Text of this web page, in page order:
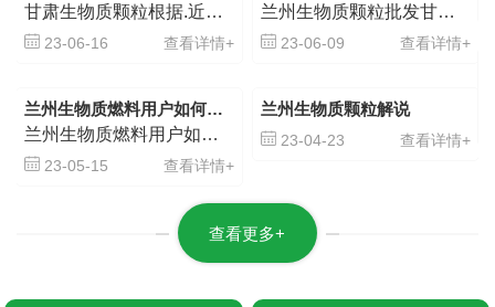
甘肃生物质颗粒根据.近的市场调查，甘肃省内生物质燃料市场呈现出快速增长的态势，越来越多的厂家纷纷加入到这个行业中。以下是一些比较靠谱的生物质燃料厂家：1. 甘肃恒源燃料有限公司：该公司成立于2010年...
23-06-16 查看详情+
兰州生物质颗粒批发甘肃是中国重要的能源和农业资源区域，具有大量的生物质资源。因此，在该地区建立生物质燃料厂非常有前途。在这篇文章中，我们将向您介绍甘肃.. 的生物质燃料厂家，他们的产品和创新。首先，...
23-06-09 查看详情+
兰州生物质燃料用户如何选择合适的生物质燃料种类
兰州生物质燃料用户如何选择合适的生物质燃料种类，选择生物质燃料这种能源的用户一般看中的都是生物质燃料的“环保”属性和“成本低”的特点。那么在花生壳颗粒稻壳，稻壳颗粒，杂木颗粒，松木颗粒，樟子松颗粒，以及花生壳压块，这么多种类的生物质燃料，该如何选择呢？ 下面我们从各种燃料的热值，应用领域和价格来分别介绍，让各个行业的生...
23-05-15 查看详情+
兰州生物质颗粒解说
23-04-23 查看详情+
查看更多+